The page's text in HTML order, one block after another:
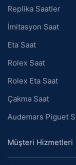
Replika Saatler
İmitasyon Saat
Eta Saat
Rolex Saat
Rolex Eta Saat
Çakma Saat
Audemars Piguet
Müşteri Hizmetleri